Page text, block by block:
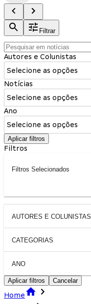
Filtrar
Autores e Colunistas
Selecione as opções
Notícias
Selecione as opções
Ano
Selecione as opções
Aplicar filtros
Filtros
Filtros Selecionados
AUTORES E COLUNISTAS
CATEGORIAS
ANO
Aplicar filtros Cancelar
Home